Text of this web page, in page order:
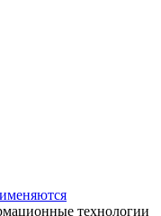
технологии